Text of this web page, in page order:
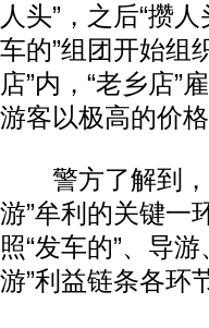
人头”，之后“攒
车的”组团开始组
店”内，“老乡店”
游客以极高的价
警方了解到，“
游”牟利的关键一
照“发车的”、导
游”利益链条各环